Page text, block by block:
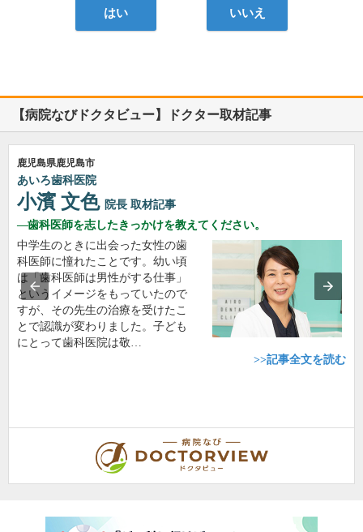
はい いいえ
【病院なびドクタビュー】ドクター取材記事
鹿児島県鹿児島市
あいろ歯科医院
小濱 文色 院長 取材記事
歯科医師を志したきっかけを教えてください。
中学生のときに出会った女性の歯
科医師に憧れたことです。幼い頃
は「歯科医師は男性がする仕事」
というイメージをもっていたので
すが、その先生の治療を受けたこ
とで認識が変わりました。子ども
にとって歯科医院は敬…
>>記事全文を読む